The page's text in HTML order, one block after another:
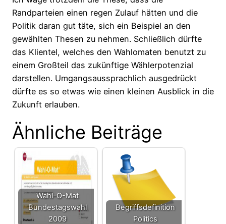
Randparteien einen regen Zulauf hätten und die
Politik daran gut täte, sich ein Beispiel an den
gewählten Thesen zu nehmen. Schließlich dürfte
das Klientel, welches den Wahlomaten benutzt zu
einem Großteil das zukünftige Wählerpotenzial
darstellen. Umgangsaussprachlich ausgedrückt
dürfte es so etwas wie einen kleinen Ausblick in die
Zukunft erlauben.
Ähnliche Beiträge
Wahl-O-Mat
Bundestagswahl
2009
Begriffsdefinition
Politics